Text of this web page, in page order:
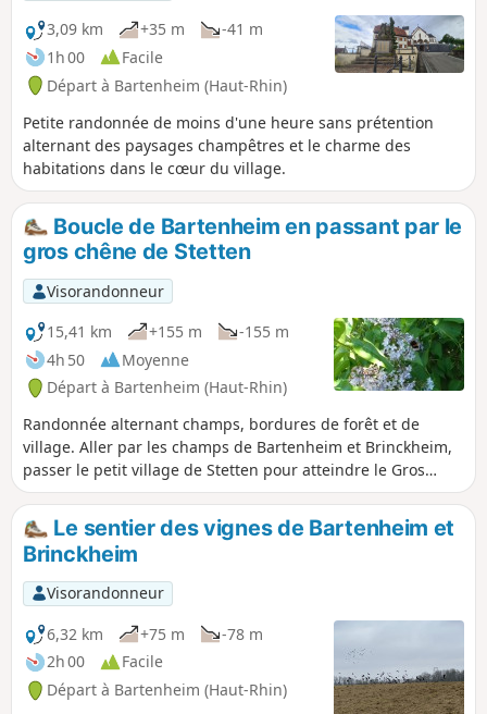
3,09 km
+35 m
-41 m
1h 00
Facile
Départ à Bartenheim (Haut-Rhin)
Petite randonnée de moins d'une heure sans prétention
alternant des paysages champêtres et le charme des
habitations dans le cœur du village.
Boucle de Bartenheim en passant par le
gros chêne de Stetten
Visorandonneur
15,41 km
+155 m
-155 m
4h 50
Moyenne
Départ à Bartenheim (Haut-Rhin)
Randonnée alternant champs, bordures de forêt et de
village. Aller par les champs de Bartenheim et Brinckheim,
passer le petit village de Stetten pour atteindre le Gros
chêne. Le retour se fait par le village de Helfrantzkirch, les
champs de Kappelen et Brinckheim, le HochaLoch en
longeant le Muehlgraben,
Le sentier des vignes de Bartenheim et
Brinckheim
Visorandonneur
6,32 km
+75 m
-78 m
2h 00
Facile
Départ à Bartenheim (Haut-Rhin)